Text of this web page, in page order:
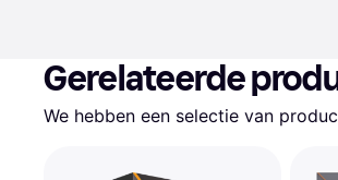
Gerelateerde
We hebben een selectie van